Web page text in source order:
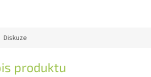
Diskuze
produktu